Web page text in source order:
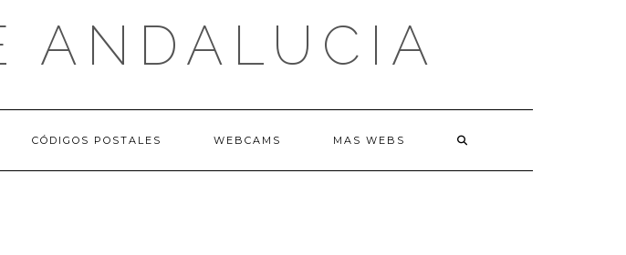
ANDALUCIA
CÓDIGOS POSTALES WEBCAMS MAS WEBS